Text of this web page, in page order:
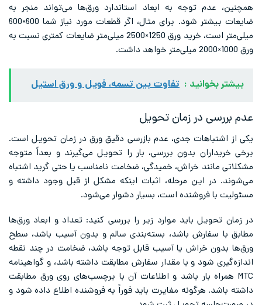
همچنین، عدم توجه به ابعاد استاندارد ورق‌ها می‌تواند منجر به
ضایعات بیشتر شود. برای مثال، اگر قطعات مورد نیاز شما 600×600
میلی‌متر است، خرید ورق 1250×2500 میلی‌متر ضایعات کمتری نسبت به
ورق 1000×2000 میلی‌متر خواهد داشت.
بیشتر بخوانید : تفاوت بین تسمه، فویل و ورق استیل
عدم بررسی در زمان تحویل
یکی از اشتباهات جدی، عدم بازرسی دقیق ورق در زمان تحویل است.
برخی خریداران بدون بررسی، بار را تحویل می‌گیرند و بعداً متوجه
مشکلاتی مانند خراش، خمیدگی، ضخامت نامناسب یا حتی گرید اشتباه
می‌شوند. در این مرحله، اثبات اینکه مشکل از قبل وجود داشته و
مسئولیت با فروشنده است، بسیار دشوار می‌شود.
در زمان تحویل باید موارد زیر را بررسی کنید: تعداد و ابعاد ورق‌ها
مطابق با سفارش باشد، بسته‌بندی سالم و بدون آسیب باشد، سطح
ورق‌ها بدون خراش یا آسیب قابل توجه باشد، ضخامت در چند نقطه
اندازه‌گیری شود و با مقدار سفارش مطابقت داشته باشد، و گواهینامه
MTC همراه بار باشد و اطلاعات آن با برچسب‌های روی ورق مطابقت
داشته باشد. هرگونه مغایرت باید فوراً به فروشنده اطلاع داده شود و